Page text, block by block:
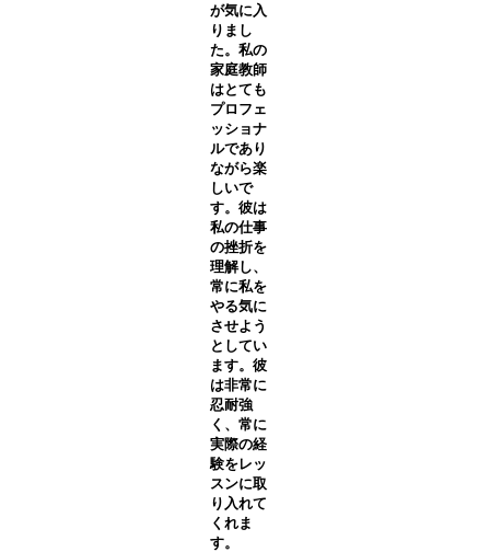
が気に入
りまし
た。私の
家庭教師
はとても
プロフェ
ッショナ
ルであり
ながら楽
しいで
す。彼は
私の仕事
の挫折を
理解し、
常に私を
やる気に
させよう
としてい
ます。彼
は非常に
忍耐強
く、常に
実際の経
験をレッ
スンに取
り入れて
くれま
す。